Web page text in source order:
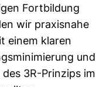
Fortbildung
wir praxisnahe
einem klaren
und
3R-Prinzips im